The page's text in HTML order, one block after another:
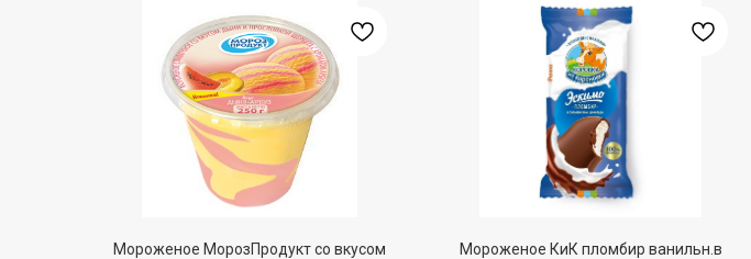
Мороженое МорозПродукт со вкусом
Мороженое КиК пломбир ванильн.в